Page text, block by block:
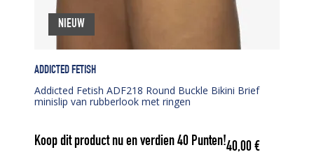
ADDICTED FETISH
Addicted Fetish ADF218 Round Buckle Bikini Brief
minislip van rubberlook met ringen
Koop dit product nu en verdien40 Punten!40,00€
NIEUW